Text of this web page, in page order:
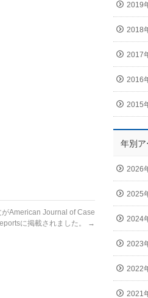
がAmerican Journal of Case
に掲載されました。
→
2019
2018
2017
2016
2015
年別
2026
2025
2024
2023
2022
2021